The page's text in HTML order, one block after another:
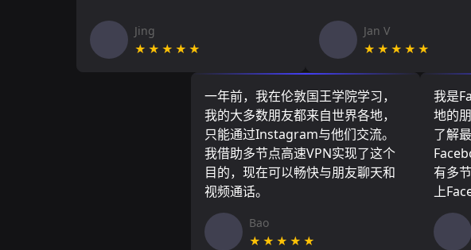
Jing
★★★★★
Jan V
★★★★★
一年前，我在伦敦国王学院学习，
我的大多数朋友都来自世界各地，
只能通过Instagram与他们交流。
我借助多节点高速VPN实现了这个
目的，现在可以畅快与朋友聊天和
视频通话。
Bao
★★★★★
我是
地的
了解
有多
上